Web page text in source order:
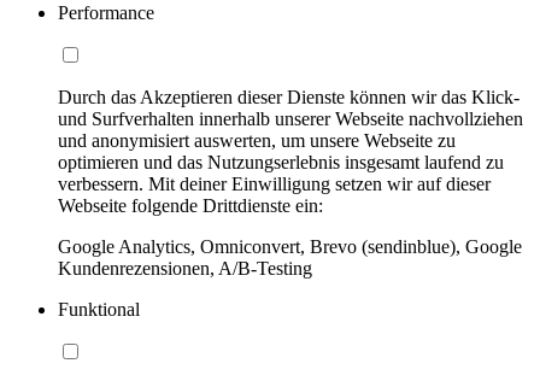
Performance
Durch das Akzeptieren dieser Dienste können wir das Klick-
und Surfverhalten innerhalb unserer Webseite nachvollziehen
und anonymisiert auswerten, um unsere Webseite zu
optimieren und das Nutzungserlebnis insgesamt laufend zu
verbessern. Mit deiner Einwilligung setzen wir auf dieser
Webseite folgende Drittdienste ein:
Google Analytics, Omniconvert, Brevo (sendinblue), Google
Kundenrezensionen, A/B-Testing
Funktional